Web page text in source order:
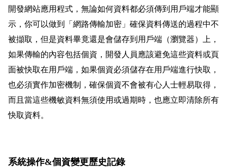
開發網站應用程式，無論如何資料都必須傳到用戶端才能顯
示，你可以做到「網路傳輸加密」確保資料傳送的過程中不
被擷取，但是資料畢竟還是會儲存到用戶端（瀏覽器）上，
如果傳輸的內容包括個資，開發人員應該避免這些資料或頁
面被快取在用戶端，如果個資必須儲存在用戶端進行快取，
也必須實作加密機制，確保個資不會被有心人士輕易取得，
而且當這些機敏資料無須使用或過期時，也應立即清除所有
快取資料。
系統操作&個資變更歷史記錄